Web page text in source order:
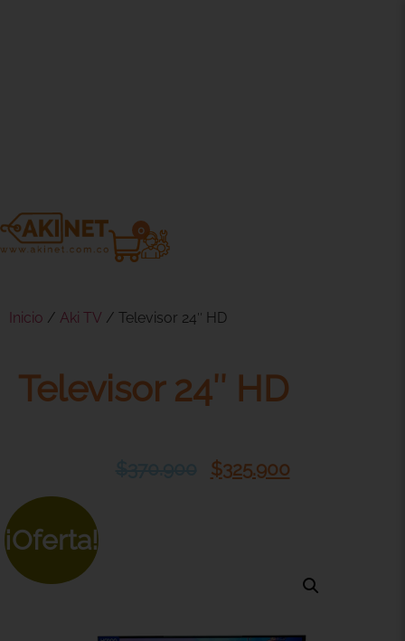
0
Inicio / Aki TV / Televisor 24″ HD
Televisor 24″ HD
$325.900
¡Oferta!